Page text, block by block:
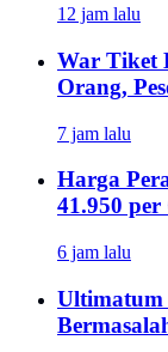
12 jam lalu
War Tiket
Orang,
7 jam lalu
Harga
41.950
6 jam lalu